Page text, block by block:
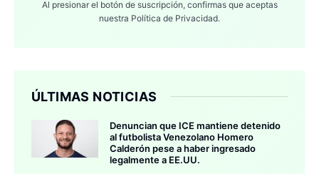
Al presionar el botón de suscripción, confirmas que aceptas
nuestra Política de Privacidad.
ÚLTIMAS NOTICIAS
Denuncian que ICE mantiene detenido
al futbolista Venezolano Homero
Calderón pese a haber ingresado
legalmente a EE.UU.